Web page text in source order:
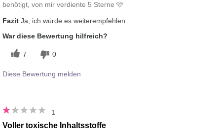
benötigt, von mir verdiente 5 Sterne 🩷
Fazit Ja, ich würde es weiterempfehlen
War diese Bewertung hilfreich?
7 0
Diese Bewertung melden
1
Voller toxische Inhaltsstoffe